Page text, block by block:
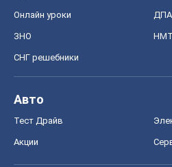
Онлайн уроки ДПА
ЗНО НМТ
СНГ решебники
Авто
Тест Драйв
Акции